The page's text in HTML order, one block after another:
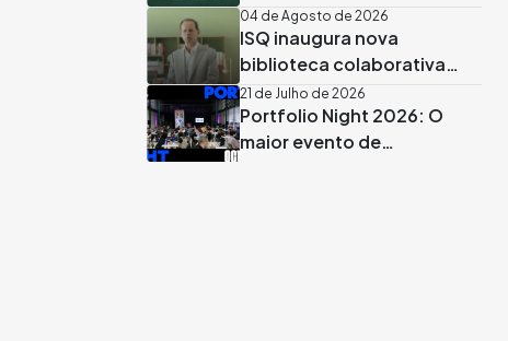
em Portugal já vai no 7º
episódio
04 de Agosto de 2026
ISQ inaugura nova
biblioteca colaborativa
apadrinhada por José
Rodrigues dos Santos
21 de Julho de 2026
Portfolio Night 2026: O
maior evento de